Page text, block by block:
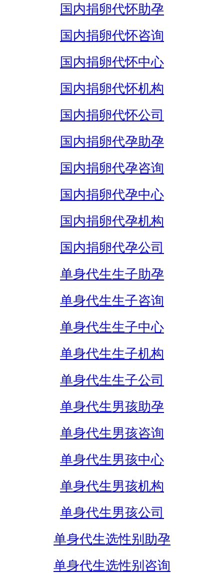
国内捐卵代怀助孕
国内捐卵代怀咨询
国内捐卵代怀中心
国内捐卵代怀机构
国内捐卵代怀公司
国内捐卵代孕助孕
国内捐卵代孕咨询
国内捐卵代孕中心
国内捐卵代孕机构
国内捐卵代孕公司
单身代生生子助孕
单身代生生子咨询
单身代生生子中心
单身代生生子机构
单身代生生子公司
单身代生男孩助孕
单身代生男孩咨询
单身代生男孩中心
单身代生男孩机构
单身代生男孩公司
单身代生选性别助孕
单身代生选性别咨询